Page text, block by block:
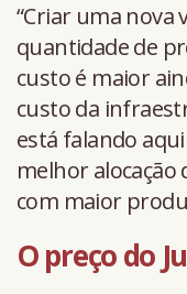
“Criar uma nova
quantidade de
custo é maior
custo da
está falando
melhor
com maior
O preço do